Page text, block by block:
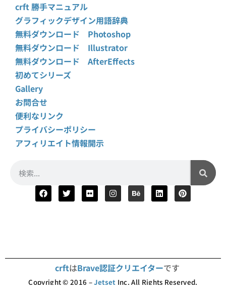
crft 勝手マニュアル
グラフィックデザイン用語辞典
無料ダウンロード Photoshop
無料ダウンロード Illustrator
無料ダウンロード AfterEffects
初めてシリーズ
Gallery
お問合せ
便利なリンク
プライバシーポリシー
アフィリエイト情報開示
crftはBrave認証クリエイターです
Copyright © 2016 –Jetset Inc. All Rights Reserved.